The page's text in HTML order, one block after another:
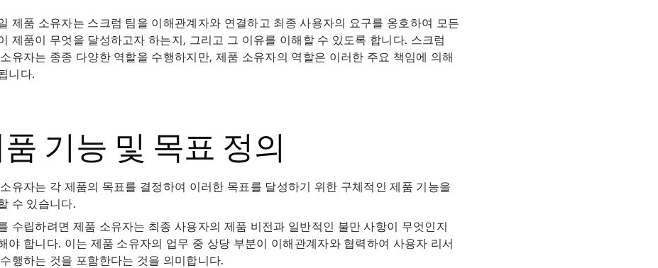
제품 소유자는 스크럼 팀을 이해관계자와 연결하고 최종 사용자의 요구를 옹호하여 모든
제품이 무엇을 달성하고자 하는지, 그리고 그 이유를 이해할 수 있도록 합니다. 스크럼
유자는 종종 다양한 역할을 수행하지만, 제품 소유자의 역할은 이러한 주요 책임에 의해
니다.
기능 및 목표 정의
유자는 각 제품의 목표를 결정하여 이러한 목표를 달성하기 위한 구체적인 제품 기능을
수 있습니다.
수립하려면 제품 소유자는 최종 사용자의 제품 비전과 일반적인 불만 사항이 무엇인지
야 합니다. 이는 제품 소유자의 업무 중 상당 부분이 이해관계자와 협력하여 사용자 리서
행하는 것을 포함한다는 것을 의미합니다.